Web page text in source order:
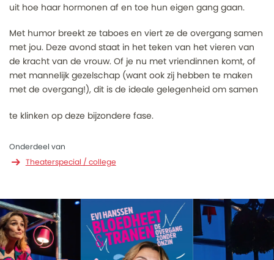
uit hoe haar hormonen af en toe hun eigen gang gaan.
Met humor breekt ze taboes en viert ze de overgang samen
met jou. Deze avond staat in het teken van het vieren van
de kracht van de vrouw. Of je nu met vriendinnen komt, of
met mannelijk gezelschap (want ook zij hebben te maken
met de overgang!), dit is de ideale gelegenheid om samen
te klinken op deze bijzondere fase.
Onderdeel van
Theaterspecial / college
Overslaan